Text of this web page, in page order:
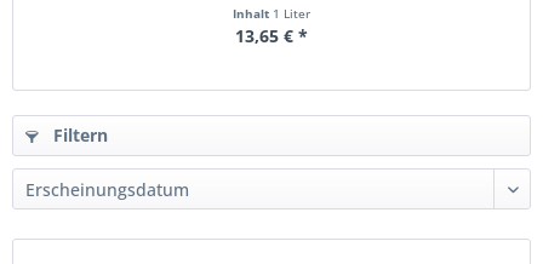
Inhalt 1 Liter
13,65 € *
Filtern